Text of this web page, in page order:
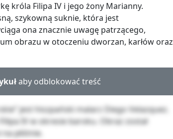
króla Filipa IV i jego żony Marianny.
szykowną suknie, która jest
ona znacznie uwagę patrzącego,
obrazu w otoczeniu dworzan, karłów oraz
aby odblokować treść
jest hiszpański malarz Diego Velazquez.
IV w okresie baroku. Obraz został
płótnie.